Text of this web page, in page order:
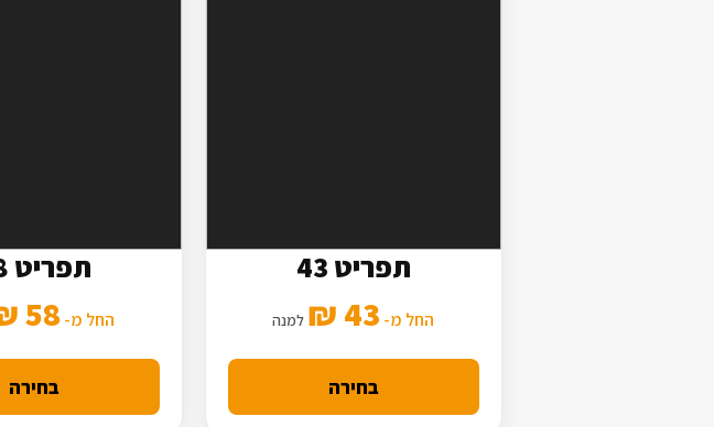
תפריט 43
החל מ- 43 ₪ למנה
בחירה
תפריט 58
החל מ-58 ₪
בחירה